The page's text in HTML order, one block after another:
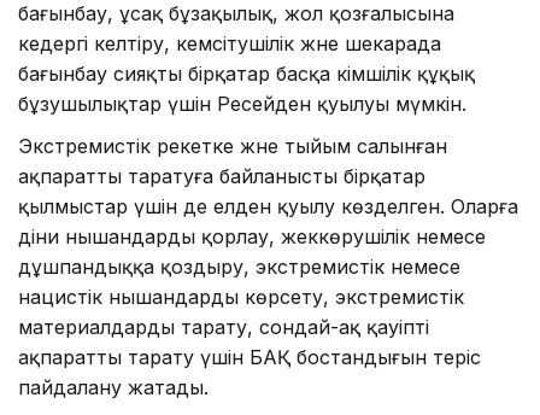
бағынбау, ұсақ бұзақылық, жол қозғалысына
кедергі келтіру, кемсітушілік және шекарада
бағынбау сияқты бірқатар басқа әкімшілік құқық
бұзушылықтар үшін Ресейден қуылуы мүмкін.
Экстремистік әрекетке және тыйым салынған
ақпаратты таратуға байланысты бірқатар
қылмыстар үшін де елден қуылу көзделген. Оларға
діни нышандарды қорлау, жеккөрушілік немесе
дұшпандыққа қоздыру, экстремистік немесе
нацистік нышандарды көрсету, экстремистік
материалдарды тарату, сондай-ақ қауіпті
ақпаратты тарату үшін БАҚ бостандығын теріс
пайдалану жатады.